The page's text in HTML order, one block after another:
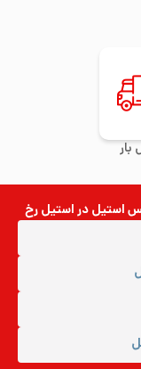
استیلدر استیل رخ